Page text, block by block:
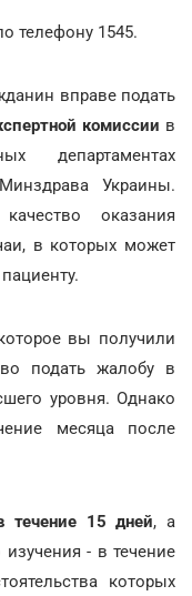
телефону 1545.
вправе подать
комиссии в
департаментах
Украины.
оказания
в которых может
вы получили
подать жалобу в
уровня. Однако
месяца после
течение 15 дней, а
- в течение
которых